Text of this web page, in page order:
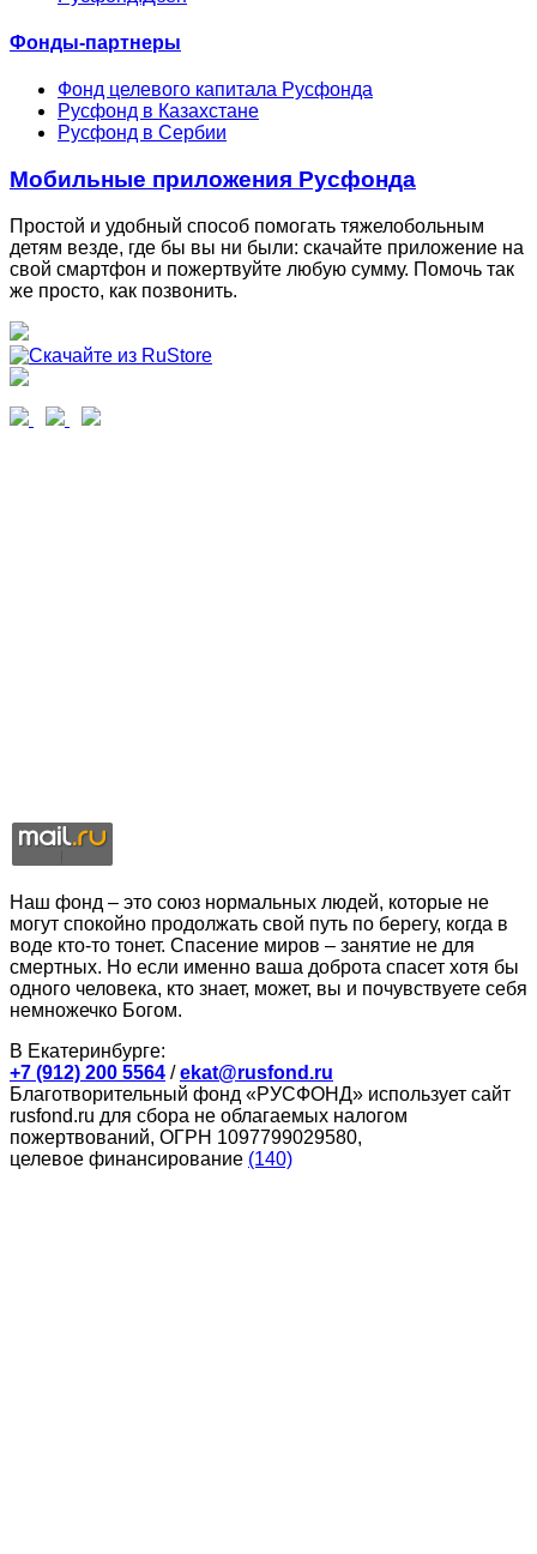
Фонды-партнеры
Фонд целевого капитала Русфонда
Русфонд в Казахстане
Русфонд в Сербии
Мобильные приложения Русфонда
Простой и удобный способ помогать тяжелобольным
детям везде, где бы вы ни были: скачайте приложение на
свой смартфон и пожертвуйте любую сумму. Помочь так
же просто, как позвонить.
Наш фонд – это союз нормальных людей, которые не
могут спокойно продолжать свой путь по берегу, когда в
воде кто-то тонет. Спасение миров – занятие не для
смертных. Но если именно ваша доброта спасет хотя бы
одного человека, кто знает, может, вы и почувствуете себя
немножечко Богом.
В Екатеринбурге:
+7 (912) 200 5564 /ekat@rusfond.ru
Благотворительный фонд «РУСФОНД» использует сайт
rusfond.ru для сбора не облагаемых налогом
пожертвований, ОГРН 1097799029580,
целевое финансирование (140)